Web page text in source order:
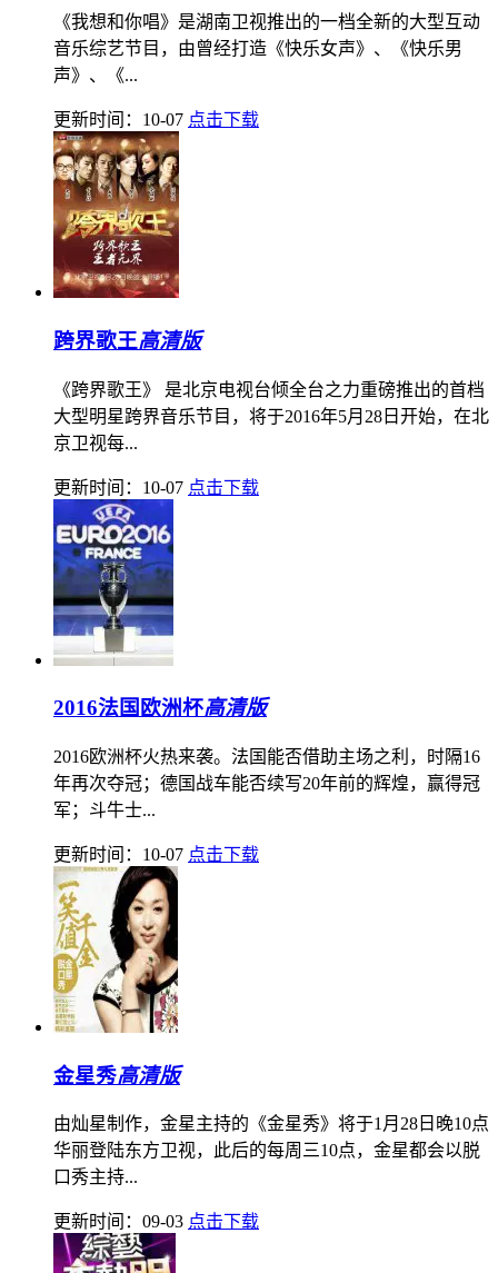
《我想和你唱》是湖南卫视推出的一档全新的大型互动
音乐综艺节目，由曾经打造《快乐女声》、《快乐男
声》、《...
更新时间：10-07 点击下载
跨界歌王高清版
《跨界歌王》 是北京电视台倾全台之力重磅推出的首档
大型明星跨界音乐节目，将于2016年5月28日开始，在北
京卫视每...
更新时间：10-07 点击下载
2016法国欧洲杯高清版
2016欧洲杯火热来袭。法国能否借助主场之利，时隔16
年再次夺冠；德国战车能否续写20年前的辉煌，赢得冠
军；斗牛士...
更新时间：10-07 点击下载
金星秀高清版
由灿星制作，金星主持的《金星秀》将于1月28日晚10点
华丽登陆东方卫视，此后的每周三10点，金星都会以脱
口秀主持...
更新时间：09-03 点击下载